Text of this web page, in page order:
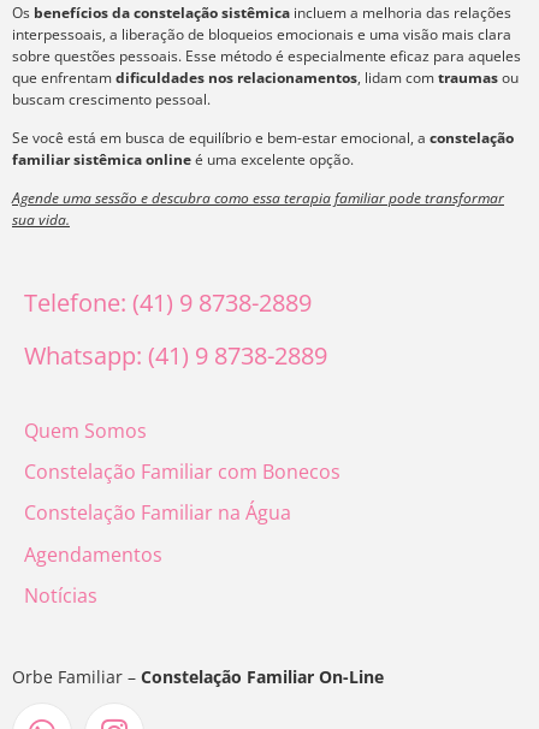
Os benefícios da constelação sistêmica incluem a melhoria das relações
interpessoais, a liberação de bloqueios emocionais e uma visão mais clara
sobre questões pessoais. Esse método é especialmente eficaz para aqueles
que enfrentamdificuldades nos relacionamentos, lidam comtraumasou
buscam crescimento pessoal.
Se você está em busca de equilíbrio e bem-estar emocional, a constelação
familiar sistêmica onlineé uma excelente opção.
Agende uma sessão e descubra como essa terapia familiar pode transformar
sua vida.
Telefone: (41) 9 8738-2889
Whatsapp: (41) 9 8738-2889
Quem Somos
Constelação Familiar com Bonecos
Constelação Familiar na Água
Agendamentos
Notícias
Orbe Familiar – Constelação Familiar On-Line